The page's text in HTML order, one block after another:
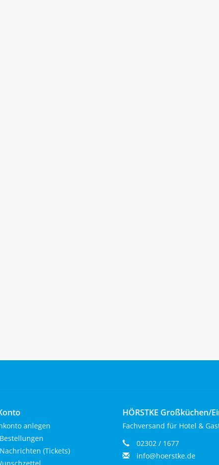
anlegen
(Tickets)
HÖRSTKE Großküchen/
Fachversand für Hotel &
02302 / 1677
info@hoerstke.de